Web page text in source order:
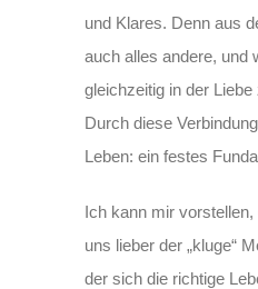
und Klares. Denn aus
auch alles andere, und
gleichzeitig in der
Durch diese
Leben: ein festes
Ich kann mir
uns lieber der „kluge“
der sich die richtige